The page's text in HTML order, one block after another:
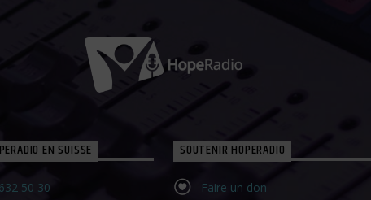
EN SUISSE
50 30‬
SOUTENIR HOPERADIO
Faire un don